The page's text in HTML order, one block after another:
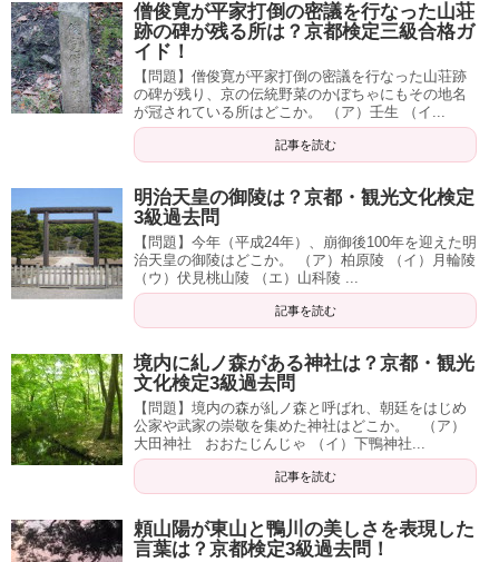
僧俊寛が平家打倒の密議を行なった山荘
跡の碑が残る所は？京都検定三級合格ガ
イド！
【問題】僧俊寛が平家打倒の密議を行なった山荘跡
の碑が残り、京の伝統野菜のかぼちゃにもその地名
が冠されている所はどこか。 （ア）壬生 （イ...
記事を読む
明治天皇の御陵は？京都・観光文化検定
3級過去問
【問題】今年（平成24年）、崩御後100年を迎えた明
治天皇の御陵はどこか。 （ア）柏原陵 （イ）月輪陵
（ウ）伏見桃山陵 （エ）山科陵 ...
記事を読む
境内に糺ノ森がある神社は？京都・観光
文化検定3級過去問
【問題】境内の森が糺ノ森と呼ばれ、朝廷をはじめ
公家や武家の崇敬を集めた神社はどこか。 （ア）
大田神社 おおたじんじゃ （イ）下鴨神社...
記事を読む
頼山陽が東山と鴨川の美しさを表現した
言葉は？京都検定3級過去問！